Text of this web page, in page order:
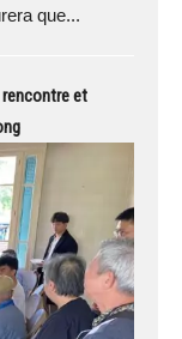
que...
rencontre et